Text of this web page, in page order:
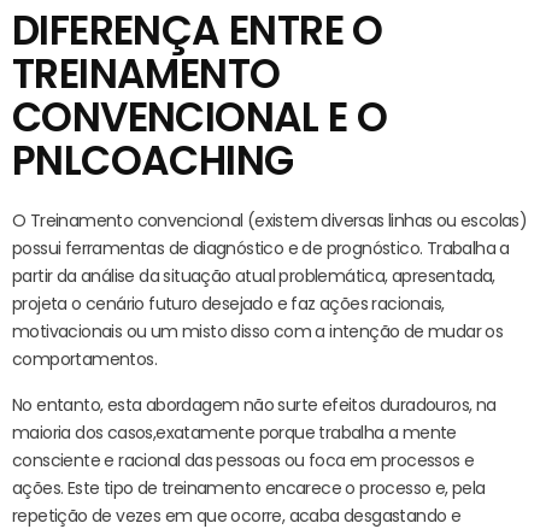
DIFERENÇA ENTRE O
TREINAMENTO
CONVENCIONAL E O
PNLCOACHING
O Treinamento convencional (existem diversas linhas ou escolas)
possui ferramentas de diagnóstico e de prognóstico. Trabalha a
partir da análise da situação atual problemática, apresentada,
projeta o cenário futuro desejado e faz ações racionais,
motivacionais ou um misto disso com a intenção de mudar os
comportamentos.
No entanto, esta abordagem não surte efeitos duradouros, na
maioria dos casos,exatamente porque trabalha a mente
consciente e racional das pessoas ou foca em processos e
ações. Este tipo de treinamento encarece o processo e, pela
repetição de vezes em que ocorre, acaba desgastando e